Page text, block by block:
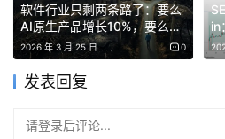
其创办人 Paul Bettner 则曾
软件行业只剩两条路了：要么
AI原生产品增长10%，要么真
实利润达到40%
2026 年 3 月 25 日 0
in
发表回复
请登录后评论...